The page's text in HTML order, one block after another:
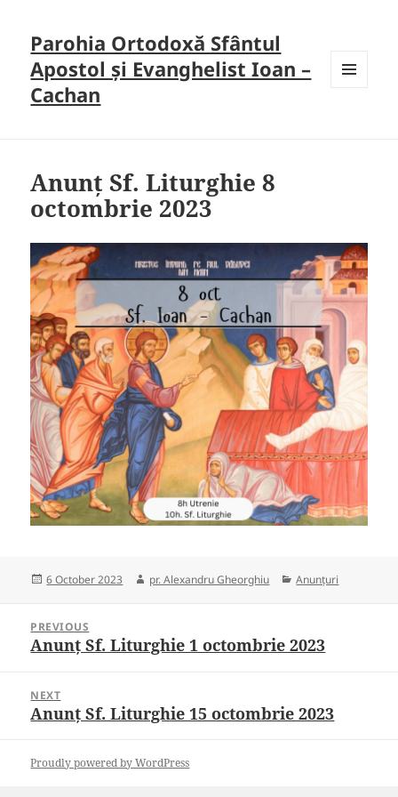
Parohia Ortodoxă Sfântul
Apostol și Evanghelist Ioan –
Cachan
Anunț Sf. Liturghie 8
octombrie 2023
Posted
6 October 2023 Author
pr. Alexandru Gheorghiu Categories
Anunțuri
navigation
PREVIOUS
Previous
Anunț Sf. Liturghie 1 octombrie 2023
NEXT
Next
Anunț Sf. Liturghie 15 octombrie 2023
Proudly powered by WordPress